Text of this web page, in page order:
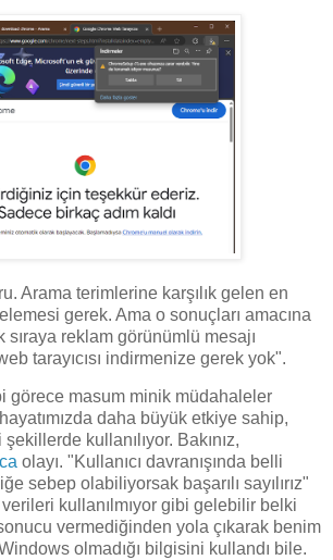
Arama terimlerine karşılık gelen en
gerek. Ama o sonuçları amacına
sıraya reklam görünümlü mesajı
tarayıcısı indirmenize gerek yok".
görece masum minik müdahaleler
daha büyük etkiye sahip,
kullanılıyor. Bakınız,
olayı. "Kullanıcı davranışında belli
sebep olabiliyorsak başarılı sayılırız"
kullanılmıyor gibi gelebilir belki
vermediğinden yola çıkarak benim
olmadığı bilgisini kullandı bile.